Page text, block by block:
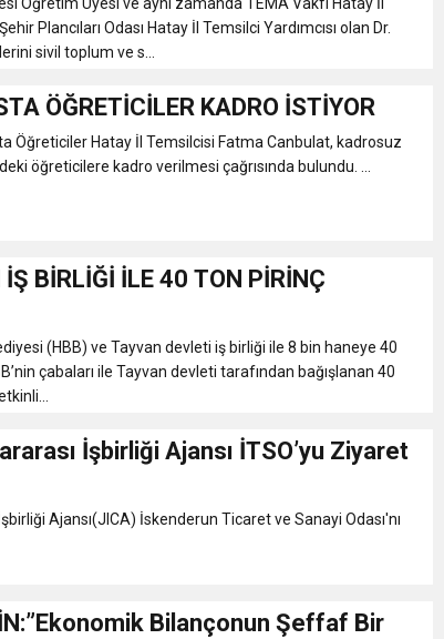
Plancıları Odası Hatay İl Temsilci Yardımcısı olan Dr.
sivil toplum ve s...
ÖĞRETİCİLER KADRO İSTİYOR
Öğreticiler Hatay İl Temsilcisi Fatma Canbulat, kadrosuz
öğreticilere kadro verilmesi çağrısında bulundu. ...
BİRLİĞİ İLE 40 TON PİRİNÇ
(HBB) ve Tayvan devleti iş birliği ile 8 bin haneye 40
İşbirliği Ajansı İTSO’yu Ziyaret
Ajansı(JICA) İskenderun Ticaret ve Sanayi Odası'nı
Bilançonun Şeffaf Bir